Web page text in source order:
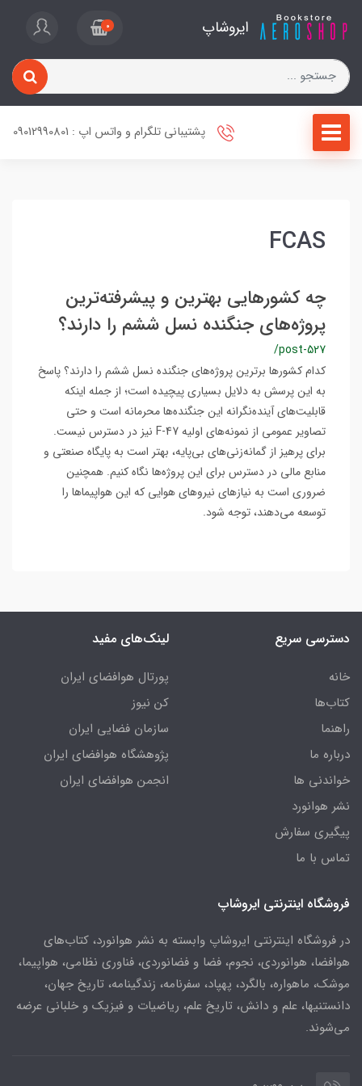
ایروشاپ 0
پشتیبانی تلگرام و واتس اپ : 09012990801
FCAS
چه کشورهایی بهترین و پیشرفته‌ترین
پروژه‌های جنگنده‌ نسل ششم را دارند؟
/post-527
کدام کشورها برترین پروژه‌های جنگنده نسل ششم را دارند؟ پاسخ
به این پرسش به دلایل بسیاری پیچیده است؛ از جمله اینکه
قابلیت‌های آینده‌نگرانه این جنگنده‌ها محرمانه است و حتی
تصاویر عمومی از نمونه‌های اولیه F-47 نیز در دسترس نیست.
برای پرهیز از گمانه‌زنی‌های بی‌پایه، بهتر است به پایگاه صنعتی و
منابع مالی در دسترس برای این پروژه‌ها نگاه کنیم. همچنین
ضروری است به نیازهای نیروهای هوایی که این هواپیماها را
توسعه می‌دهند، توجه شود.
دسترسی سریع
خانه
کتاب‌ها
راهنما
درباره ما
خواندنی ها
نشر هوانورد
پیگیری سفارش
تماس با ما
لینک‌های مفید
پورتال هوافضای ایران
کن نیوز
سازمان فضایی ایران
پژوهشگاه هوافضای ایران
انجمن هوافضای ایران
فروشگاه اینترنتی ایروشاپ
در فروشگاه اینترنتی ایروشاپ وابسته به نشر هوانورد، کتاب‌های
هوافضا، هوانوردی، نجوم، فضا و فضانوردی، فناوری نظامی، هواپیما،
موشک، ماهواره، بالگرد، پهپاد، سفرنامه، زندگینامه، تاریخ جهان،
دانستنیها، علم و دانش، تاریخ علم، ریاضیات و فیزیک و خلبانی عرضه
می‌شوند.